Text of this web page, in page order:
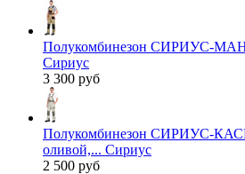
Полукомбинезон СИРИУС-
Сириус
3 300 руб
Полукомбинезон СИРИУС-
оливой,... Сириус
2 500 руб